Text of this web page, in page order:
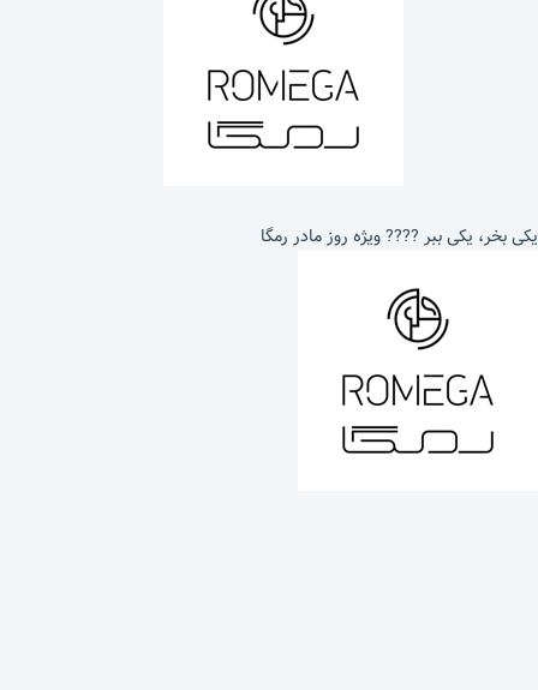
یکی بخر، یکی ببر ???? ویژه روز مادر رمگا